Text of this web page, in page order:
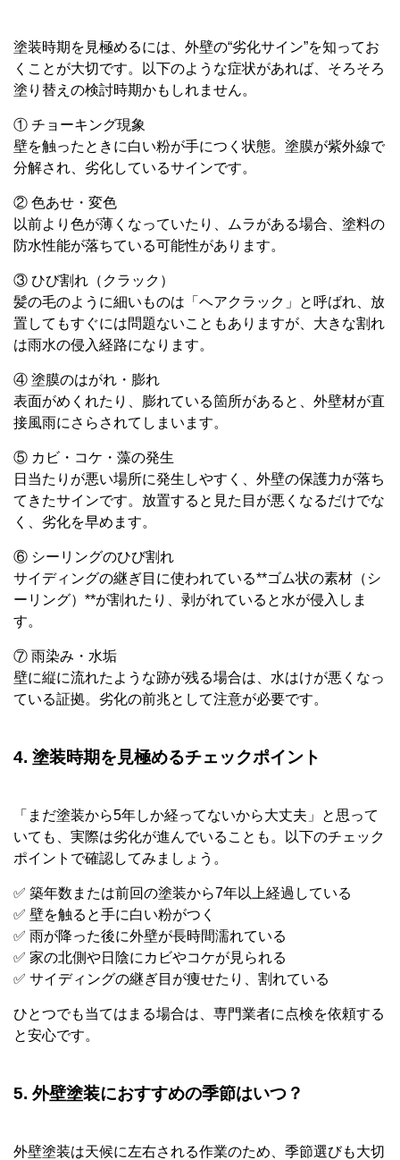
塗装時期を見極めるには、外壁の“劣化サイン”を知ってお
くことが大切です。以下のような症状があれば、そろそろ
塗り替えの検討時期かもしれません。
① チョーキング現象
壁を触ったときに白い粉が手につく状態。塗膜が紫外線で
分解され、劣化しているサインです。
② 色あせ・変色
以前より色が薄くなっていたり、ムラがある場合、塗料の
防水性能が落ちている可能性があります。
③ ひび割れ（クラック）
髪の毛のように細いものは「ヘアクラック」と呼ばれ、放
置してもすぐには問題ないこともありますが、大きな割れ
は雨水の侵入経路になります。
④ 塗膜のはがれ・膨れ
表面がめくれたり、膨れている箇所があると、外壁材が直
接風雨にさらされてしまいます。
⑤ カビ・コケ・藻の発生
日当たりが悪い場所に発生しやすく、外壁の保護力が落ち
てきたサインです。放置すると見た目が悪くなるだけでな
く、劣化を早めます。
⑥ シーリングのひび割れ
サイディングの継ぎ目に使われている**ゴム状の素材（シ
ーリング）**が割れたり、剥がれていると水が侵入しま
す。
⑦ 雨染み・水垢
壁に縦に流れたような跡が残る場合は、水はけが悪くなっ
ている証拠。劣化の前兆として注意が必要です。
4. 塗装時期を見極めるチェックポイント
「まだ塗装から5年しか経ってないから大丈夫」と思って
いても、実際は劣化が進んでいることも。以下のチェック
ポイントで確認してみましょう。
✅ 築年数または前回の塗装から7年以上経過している
✅ 壁を触ると手に白い粉がつく
✅ 雨が降った後に外壁が長時間濡れている
✅ 家の北側や日陰にカビやコケが見られる
✅ サイディングの継ぎ目が痩せたり、割れている
ひとつでも当てはまる場合は、専門業者に点検を依頼する
と安心です。
5. 外壁塗装におすすめの季節はいつ？
外壁塗装は天候に左右される作業のため、季節選びも大切